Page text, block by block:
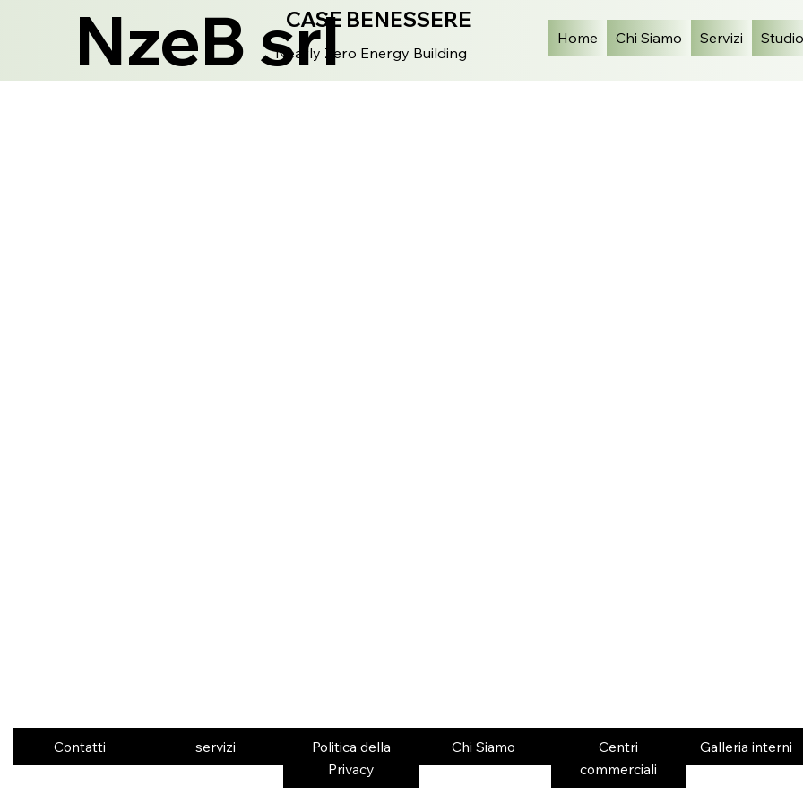
NzeB srlCASE BENESSERE
Nearly Zero Energy Building
Home Chi Siamo Servizi Studio
Contatti servizi
Politica della
Privacy
Chi Siamo
Centri
commerciali
Galleria interni